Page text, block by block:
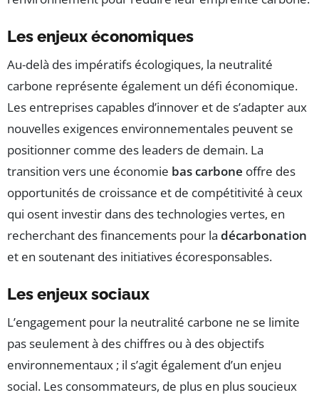
Les enjeux économiques
Au-delà des impératifs écologiques, la neutralité
carbone représente également un défi économique.
Les entreprises capables d’innover et de s’adapter aux
nouvelles exigences environnementales peuvent se
positionner comme des leaders de demain. La
transition vers une économie bas carbone offre des
opportunités de croissance et de compétitivité à ceux
qui osent investir dans des technologies vertes, en
recherchant des financements pour la décarbonation
et en soutenant des initiatives écoresponsables.
Les enjeux sociaux
L’engagement pour la neutralité carbone ne se limite
pas seulement à des chiffres ou à des objectifs
environnementaux ; il s’agit également d’un enjeu
social. Les consommateurs, de plus en plus soucieux